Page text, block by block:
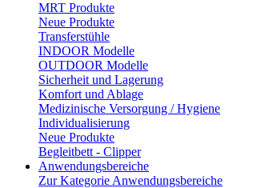
MRT Produkte
Neue Produkte
Transferstühle
INDOOR Modelle
OUTDOOR Modelle
Sicherheit und Lagerung
Komfort und Ablage
Medizinische Versorgung / Hygiene
Individualisierung
Neue Produkte
Begleitbett - Clipper
Anwendungsbereiche
Zur Kategorie Anwendungsbereiche